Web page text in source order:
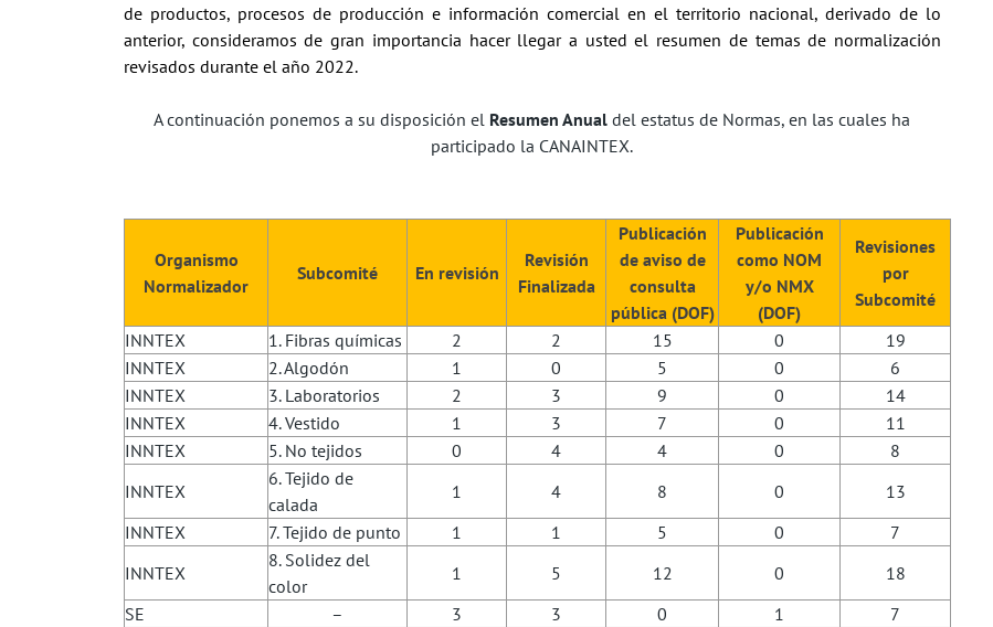
de productos, procesos de producción e información comercial en el territorio nacional, derivado de lo
anterior, consideramos de gran importancia hacer llegar a usted el resumen de temas de normalización
revisados durante el año 2022.
A continuación ponemos a su disposición el Resumen Anual del estatus de Normas, en las cuales ha
participado la CANAINTEX.
Organismo
Normalizador
Subcomité En revisión
Revisión
Finalizada
Publicación
de aviso de
consulta
pública (DOF)
Publicación
como NOM
y/o NMX
(DOF)
Revisiones
por
Subcomité
INNTEX
1. Fibras químicas 2 2 15 0
19
INNTEX
2. Algodón 1 0 5 0
6
INNTEX
3. Laboratorios 2 3 9 0
14
INNTEX
4. Vestido 1 3 7 0
11
INNTEX
5. No tejidos 0 4 4 0
8
INNTEX
6. Tejido de
calada
1 4 8 0
13
INNTEX
7. Tejido de punto 1 1 5 0
7
INNTEX
8. Solidez del
color
1 5 12 0
18
SE
– 3 3 0 1
7